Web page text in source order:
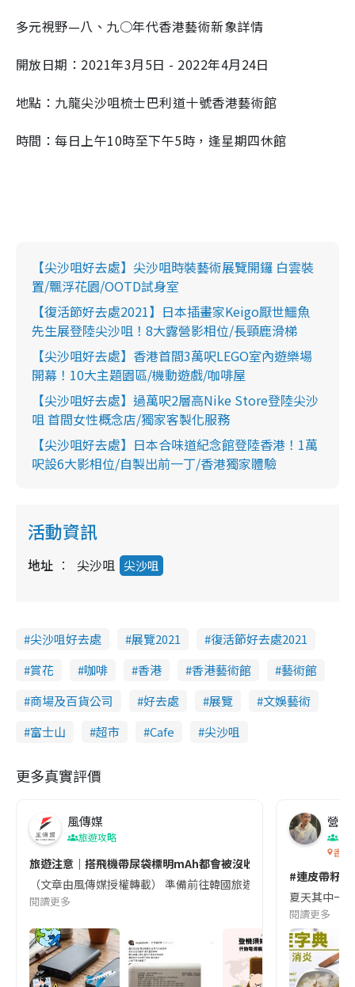
多元視野—八、九○年代香港藝術新象詳情
開放日期：2021年3月5日 - 2022年4月24日
地點：九龍尖沙咀梳士巴利道十號香港藝術館
時間：每日上午10時至下午5時，逢星期四休館
【尖沙咀好去處】尖沙咀時裝藝術展覽開鑼 白雲裝
置/飄浮花園/OOTD試身室
【復活節好去處2021】日本插畫家Keigo厭世鱷魚
先生展登陸尖沙咀！8大露營影相位/長頸鹿滑梯
【尖沙咀好去處】香港首間3萬呎LEGO室內遊樂場
開幕！10大主題園區/機動遊戲/咖啡屋
【尖沙咀好去處】過萬呎2層高Nike Store登陸尖沙
咀 首間女性概念店/獨家客製化服務
【尖沙咀好去處】日本合味道紀念館登陸香港！1萬
呎設6大影相位/自製出前一丁/香港獨家體驗
活動資訊
地址 尖沙咀 尖沙咀
尖沙咀好去處 展覽2021
復活節好去處2021
賞花
咖啡 香港 香港藝術館
藝術館
商場及百貨公司
好去處 展覽
文娛藝術
富士山
超市 Cafe 尖沙咀
更多真實評價
風傳媒
旅遊攻略
旅遊注意｜搭飛機帶尿袋標明mAh都會被沒收😱出發前切記檢查
（文章由風傳媒授權轉載） 準備前往韓國旅遊的民眾，近期要
閱讀更多
營養
香港
#連皮帶籽
夏天其中一
閱讀更多